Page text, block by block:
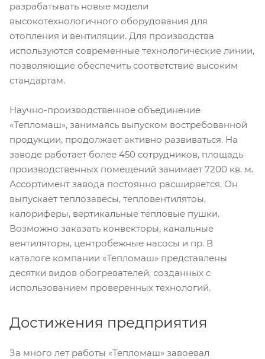
разрабатывать новые модели
высокотехнологичного оборудования для
отопления и вентиляции. Для производства
используются современные технологические линии,
позволяющие обеспечить соответствие высоким
стандартам.
Научно-производственное объединение
«Тепломаш», занимаясь выпуском востребованной
продукции, продолжает активно развиваться. На
заводе работает более 450 сотрудников, площадь
производственных помещений занимает 7200 кв. м.
Ассортимент завода постоянно расширяется. Он
выпускает теплозавесы, тепловентилятоы,
калориферы, вертикальные тепловые пушки.
Возможно заказать конвекторы, канальные
вентиляторы, центробежные насосы и пр. В
каталоге компании «Тепломаш» представлены
десятки видов обогревателей, созданных с
использованием проверенных технологий.
Достижения предприятия
За много лет работы «Тепломаш» завоевал